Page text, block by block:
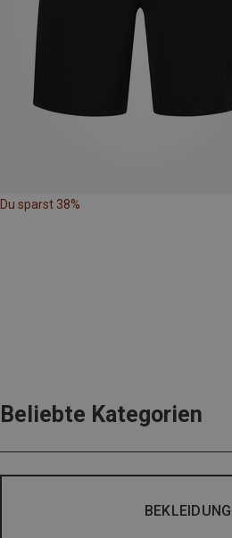
Du sparst 38%
Beliebte Kategorien
BEKLEIDUNG